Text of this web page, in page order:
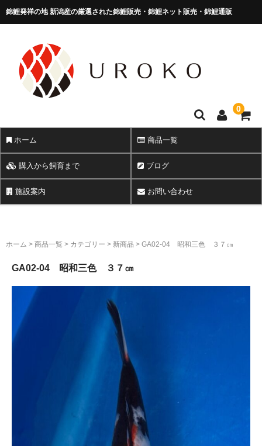
錦鯉発祥の地 新潟産の厳選された錦鯉販売・錦鯉ネット販売・錦鯉通販
錦鯉販売 株式会社 鱗～うろこ～0
ホーム 商品一覧
購入から飼育まで ブログ
施設案内 お問い合わせ
ホーム > 商品一覧 > カテゴリー > 新商品 > GA02-04 昭和三色 ３７㎝
GA02-04 昭和三色 ３７㎝